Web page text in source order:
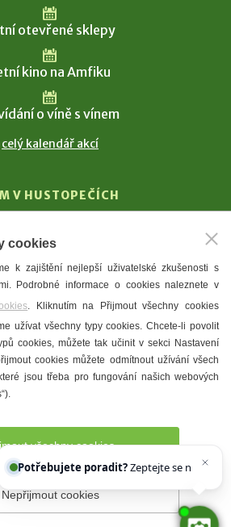
otevřené sklepy
kino na Amfiku
o víně s vínem
celý kalendář akcí
V HUSTOPEČÍCH
T. G. Masaryk
Mandloně
Ubytování
Restaurace
muzeum a galerie
Denní meníčka
Správce webu
cookies
k zajištění nejlepší uživatelské zkušenosti s
Podrobné informace o cookies naleznete v
. Kliknutím na Přijmout všechny cookies
užívat všechny typy cookies. Chcete-li povolit
cookies, můžete tak učinit v sekci Nastavení
cookies můžete odmítnout užívání všech
jsou třeba pro fungování našich webových
všechny cookies
Nepřijmout cookies
poradit?Zeptejte se našeho asis